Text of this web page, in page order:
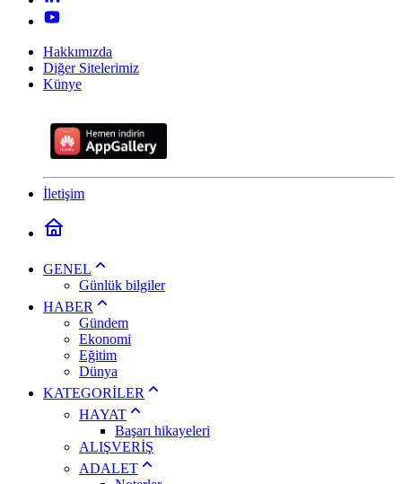
Hakkımızda
Diğer Sitelerimiz
Künye
İletişim
GENEL
Günlük bilgiler
HABER
Gündem
Ekonomi
Eğitim
Dünya
KATEGORİLER
HAYAT
Başarı hikayeleri
ALIŞVERİŞ
ADALET